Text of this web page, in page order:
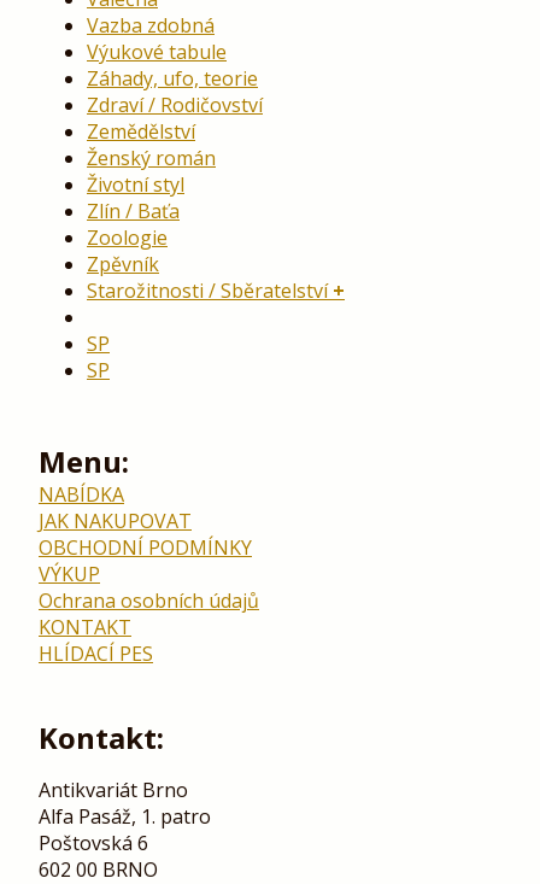
Vazba zdobná
Výukové tabule
Záhady, ufo, teorie
Zdraví / Rodičovství
Zemědělství
Ženský román
Životní styl
Zlín / Baťa
Zoologie
Zpěvník
Starožitnosti / Sběratelství
SP
SP
Menu:
NABÍDKA
JAK NAKUPOVAT
OBCHODNÍ PODMÍNKY
VÝKUP
Ochrana osobních údajů
KONTAKT
HLÍDACÍ PES
Kontakt:
Antikvariát Brno
Alfa Pasáž, 1. patro
Poštovská 6
602 00 BRNO